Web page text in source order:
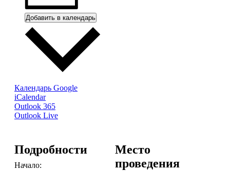
Добавить в календарь
Календарь Google
iCalendar
Outlook 365
Outlook Live
Подробности
Начало:
Место
проведения